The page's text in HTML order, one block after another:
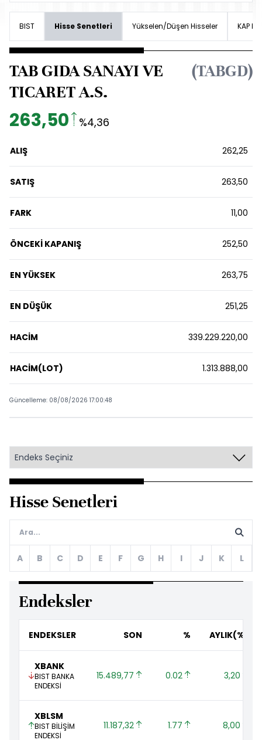
BIST Hisse Senetleri Yükselen/Düşen Hisseler KAP
TAB GIDA SANAYI VE
TICARET A.S.
(TABGD)
263,50 %4,36
ALIŞ 262,25
SATIŞ 263,50
FARK 11,00
ÖNCEKİ KAPANIŞ 252,50
EN YÜKSEK 263,75
EN DÜŞÜK 251,25
HACİM 339.229.220,00
HACİM(LOT) 1.313.888,00
Güncelleme: 08/08/2026 17:00:48
Hisse Senetleri
A B C D E F G H I J K L
Endeksler
ENDEKSLER SON % AYLIK(%)
XBANK
BIST BANKA
ENDEKSİ
15.489,77 0.02 3,20
XBLSM
BIST BİLİŞİM
ENDEKSİ
11.187,32 1.77 8,00